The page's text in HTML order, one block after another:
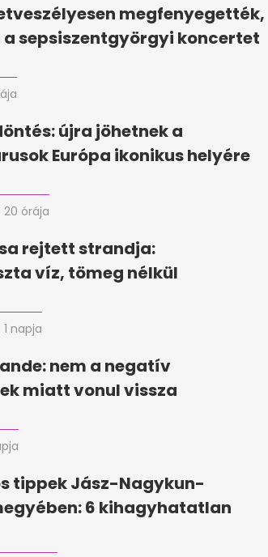
megfenyegették,
sepsiszentgyörgyi koncertet
újra jöhetnek a
Európa ikonikus helyére
20 órája
rejtett strandja:
víz, tömeg nélkül
1 napja
nem a negatív
miatt vonul vissza
tippek Jász-Nagykun-
6 kihagyhatatlan